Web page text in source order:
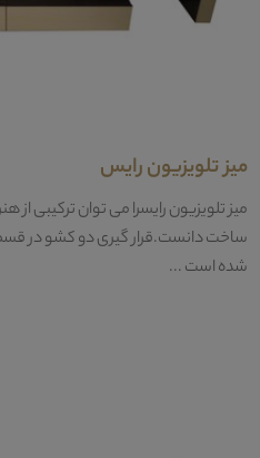
میز تلویزیون رایس
میز تلویزیون رایسرا می توان ترکیبی
ساخت دانست.قرار گیری دو کشو در
شده است ...